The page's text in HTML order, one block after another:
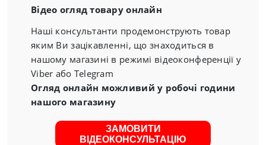
Відео огляд товару онлайн
Наші консультанти продемонструють товар
яким Ви зацікавленні, що знаходиться в
нашому магазині в режимі відеоконференції у
Viber або Telegram
Огляд онлайн можливий у робочі години
нашого магазину
ЗАМОВИТИ
ВІДЕОКОНСУЛЬТАЦІЮ